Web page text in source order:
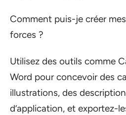
Comment puis-je créer
forces ?
Utilisez des outils comme
Word pour concevoir des
illustrations, des
d’application, et exportez-